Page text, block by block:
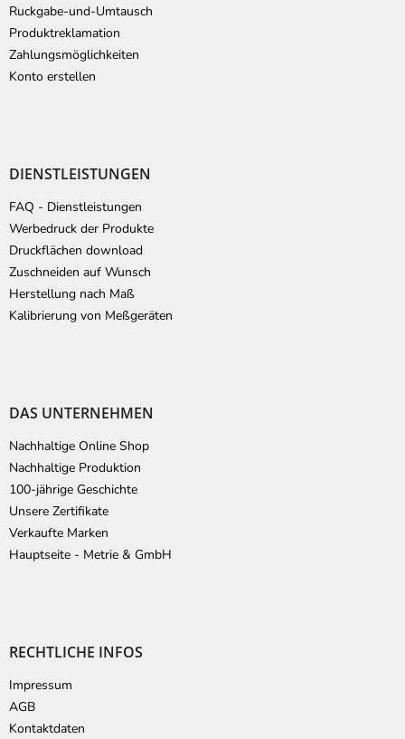
Ruckgabe-und-Umtausch
Produktreklamation
Zahlungsmöglichkeiten
Konto erstellen
DIENSTLEISTUNGEN
FAQ - Dienstleistungen
Werbedruck der Produkte
Druckflächen download
Zuschneiden auf Wunsch
Herstellung nach Maß
Kalibrierung von Meßgeräten
DAS UNTERNEHMEN
Nachhaltige Online Shop
Nachhaltige Produktion
100-jährige Geschichte
Unsere Zertifikate
Verkaufte Marken
Hauptseite - Metrie & GmbH
RECHTLICHE INFOS
Impressum
AGB
Kontaktdaten